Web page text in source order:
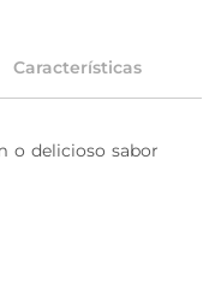
Características
o delicioso sabor